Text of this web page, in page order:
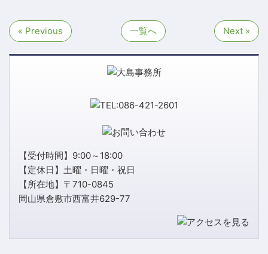
« Previous 一覧へ Next »
【受付時間】9:00～18:00
【定休日】土曜・日曜・祝日
【所在地】〒710-0845
岡山県倉敷市西富井629-77